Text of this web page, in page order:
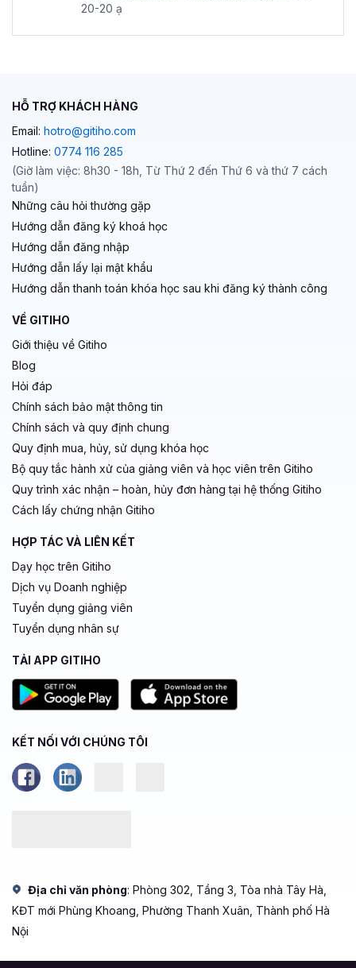
20-20 ạ
HỖ TRỢ KHÁCH HÀNG
Email: hotro@gitiho.com
Hotline: 0774 116 285
(Giờ làm việc: 8h30 - 18h, Từ Thứ 2 đến Thứ 6 và thứ 7 cách
tuần)
Những câu hỏi thường gặp
Hướng dẫn đăng ký khoá học
Hướng dẫn đăng nhập
Hướng dẫn lấy lại mật khẩu
Hướng dẫn thanh toán khóa học sau khi đăng ký thành công
VỀ GITIHO
Giới thiệu về Gitiho
Blog
Hỏi đáp
Chính sách bảo mật thông tin
Chính sách và quy định chung
Quy định mua, hủy, sử dụng khóa học
Bộ quy tắc hành xử của giảng viên và học viên trên Gitiho
Quy trình xác nhận – hoàn, hủy đơn hàng tại hệ thống Gitiho
Cách lấy chứng nhận Gitiho
HỢP TÁC VÀ LIÊN KẾT
Dạy học trên Gitiho
Dịch vụ Doanh nghiệp
Tuyển dụng giảng viên
Tuyển dụng nhân sự
TẢI APP GITIHO
KẾT NỐI VỚI CHÚNG TÔI
Địa chỉ văn phòng: Phòng 302, Tầng 3, Tòa nhà Tây Hà,
KĐT mới Phùng Khoang, Phường Thanh Xuân, Thành phố Hà
Nội